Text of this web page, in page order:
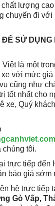
lượng
chuyến đi
SỬ DỤNG
là một
với mức
cũng như
tốt nhất cho
xe, Quý
chúng tôi.
trực tiếp đến
báo giá sớm
hệ trực tiếp
Gò Vấp,